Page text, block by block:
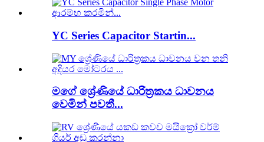
YC Series Capacitor Startin...
මගේ ශ්‍රේණියේ ධාරිත්‍රකය ධාවනය
වෙමින් පවතී...